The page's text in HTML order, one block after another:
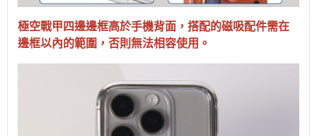
極空戰甲四邊邊框高於手機背面，搭配的磁吸配件需在
邊框以內的範圍，否則無法相容使用。